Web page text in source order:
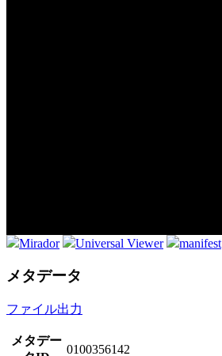
Mirador Universal Viewer manifest
メタデータ
ファイル出力
メタデー
0100356142